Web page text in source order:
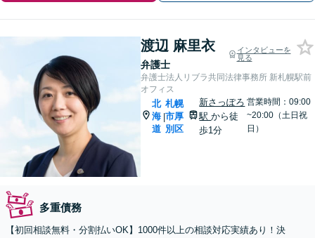
渡辺 麻里衣
弁護士
インタビューを
見る
弁護士法人リブラ共同法律事務所 新札幌駅前
オフィス
北
海
道
|
札幌
市厚
別区
新さっぽろ
駅から徒
歩1分
営業時間：09:00
~20:00（土日祝
日）
多重債務
【初回相談無料・分割払いOK】1000件以上の相談対応実績あり！決